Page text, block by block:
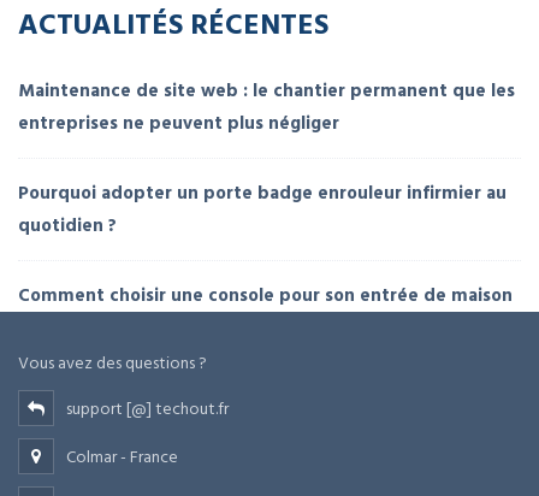
ACTUALITÉS RÉCENTES
Maintenance de site web : le chantier permanent que les
entreprises ne peuvent plus négliger
Pourquoi adopter un porte badge enrouleur infirmier au
quotidien ?
Comment choisir une console pour son entrée de maison
Vous avez des questions ?
support [@] techout.fr
Colmar - France